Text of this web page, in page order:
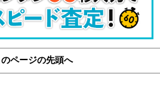
のページの先頭へ